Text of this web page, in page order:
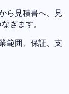
ら見積書へ、見
ぎます。
範囲、保証、支